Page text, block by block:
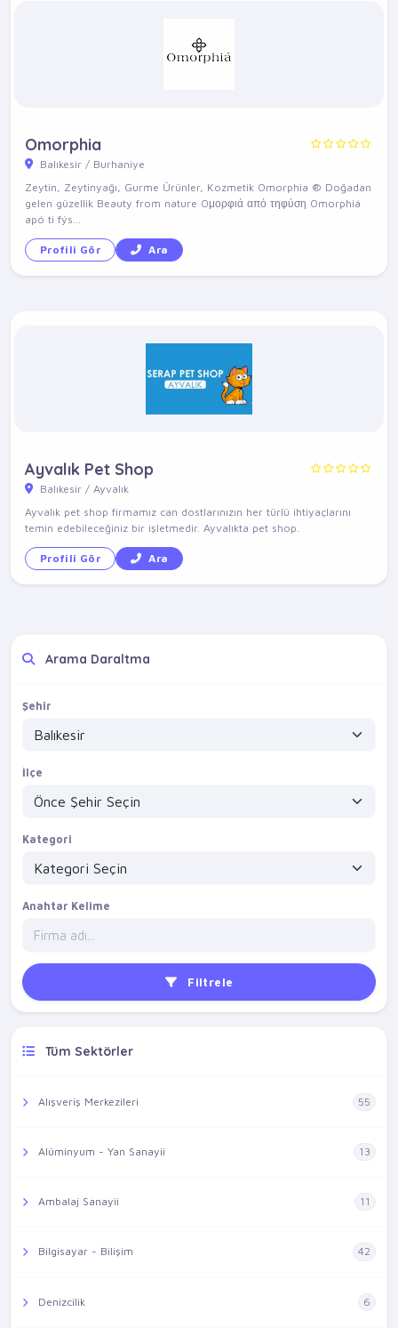
Omorphia
Balıkesir / Burhaniye
Zeytin, Zeytinyağı, Gurme Ürünler, Kozmetik Omorphia ® Doğadan
gelen güzellik Beauty from nature Oμορφιά από τηφύση Omorphiá
apó ti fýs...
Profili Gör Ara
Ayvalık Pet Shop
Balıkesir / Ayvalık
Ayvalık pet shop firmamız can dostlarınızın her türlü ihtiyaçlarını
temin edebileceğiniz bir işletmedir. Ayvalıkta pet shop.
Profili Gör Ara
Arama Daraltma
Şehir
İlçe
Kategori
Anahtar Kelime
Filtrele
Tüm Sektörler
Alışveriş Merkezileri 55
Alüminyum - Yan Sanayii 13
Ambalaj Sanayii 11
Bilgisayar - Bilişim 42
Denizcilik 6